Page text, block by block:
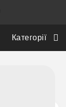
Категорії